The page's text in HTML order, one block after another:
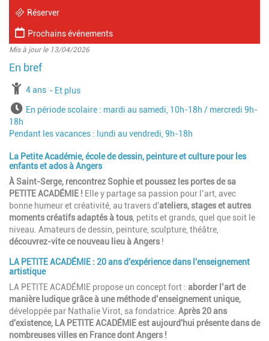
Réserver
Prochains événements
Mis à jour le 13/04/2026
à partir de
4 ans jusqu'à l'âge de
Et plus
HorairesEn période scolaire : mardi au samedi, 10h-18h / mercredi 9h-
18h
Pendant les vacances : lundi au vendredi, 9h-18h
La Petite Académie, école de dessin, peinture et culture pour les
enfants et ados à Angers
À Saint-Serge, rencontrez Sophie et poussez les portes de sa
PETITE ACADÉMIE ! Elle y partage sa passion pour l’art, avec
bonne humeur et créativité, au travers d'ateliers, stages et autres
moments créatifs adaptés à tous , petits et grands, quel que soit le
niveau. Amateurs de dessin, peinture, sculpture, théâtre,
découvrez-vite ce nouveau lieu à Angers !
LA PETITE ACADÉMIE : 20 ans d'expérience dans l'enseignement
artistique
LA PETITE ACADÉMIE propose un concept fort : aborder l’art de
manière ludique grâce à une méthode d’enseignement unique,
développée par Nathalie Virot, sa fondatrice. Après 20 ans
d'existence, LA PETITE ACADÉMIE est aujourd'hui présente dans de
nombreuses villes en France dont Angers !